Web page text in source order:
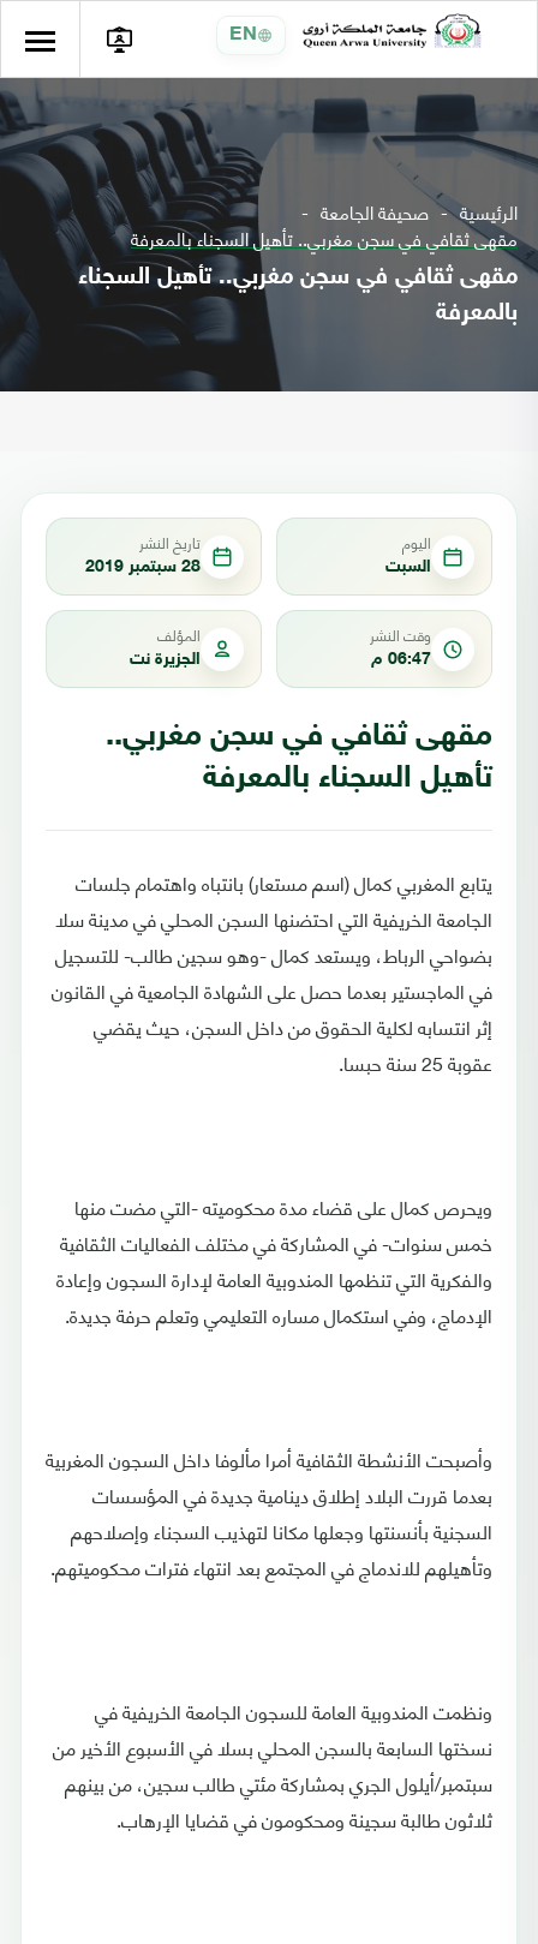
EN
الرئيسية صحيفة الجامعة
مقهى ثقافي في سجن مغربي.. تأهيل السجناء بالمعرفة
مقهى ثقافي في سجن مغربي.. تأهيل السجناء
بالمعرفة
اليوم
السبت
تاريخ النشر
28 سبتمبر 2019
وقت النشر
06:47 م
المؤلف
الجزيرة نت
مقهى ثقافي في سجن مغربي..
تأهيل السجناء بالمعرفة
يتابع المغربي كمال (اسم مستعار) بانتباه واهتمام جلسات
الجامعة الخريفية التي احتضنها السجن المحلي في مدينة سلا
بضواحي الرباط، ويستعد كمال -وهو سجين طالب- للتسجيل
في الماجستير بعدما حصل على الشهادة الجامعية في القانون
إثر انتسابه لكلية الحقوق من داخل السجن، حيث يقضي
عقوبة 25 سنة حبسا.
ويحرص كمال على قضاء مدة محكوميته -التي مضت منها
خمس سنوات- في المشاركة في مختلف الفعاليات الثقافية
والفكرية التي تنظمها المندوبية العامة لإدارة السجون وإعادة
الإدماج، وفي استكمال مساره التعليمي وتعلم حرفة جديدة.
وأصبحت الأنشطة الثقافية أمرا مألوفا داخل السجون المغربية
بعدما قررت البلاد إطلاق دينامية جديدة في المؤسسات
السجنية بأنسنتها وجعلها مكانا لتهذيب السجناء وإصلاحهم
وتأهيلهم للاندماج في المجتمع بعد انتهاء فترات محكوميتهم.
ونظمت المندوبية العامة للسجون الجامعة الخريفية في
نسختها السابعة بالسجن المحلي بسلا في الأسبوع الأخير من
سبتمبر/أيلول الجري بمشاركة مئتي طالب سجين، من بينهم
ثلاثون طالبة سجينة ومحكومون في قضايا الإرهاب.